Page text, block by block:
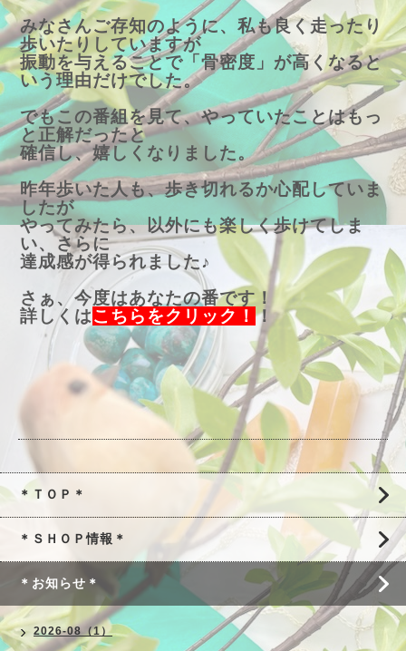
みなさんご存知のように、私も良く走ったり
歩いたりしていますが
振動を与えることで「骨密度」が高くなると
いう理由だけでした。
でもこの番組を見て、やっていたことはもっ
と正解だったと
確信し、嬉しくなりました。
昨年歩いた人も、歩き切れるか心配していま
したが
やってみたら、以外にも楽しく歩けてしま
い、さらに
達成感が得られました♪
さぁ、今度はあなたの番です！
詳しくはこちらをクリック ！ ！
＊ＴＯＰ＊
＊ＳＨＯＰ情報＊
＊お知らせ＊
2026-08（1）